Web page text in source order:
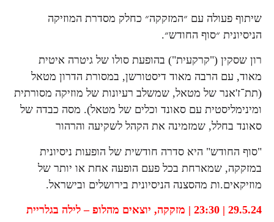
שיתוף פעולה עם ״המזקקה״ כחלק מסדרת המוזיקה
הניסיונית ״סוף החודש״.
רון שסקין ("קרקעית") בהופעת סולו של גיטרה איטית
מאוד, עם הרבה מאוד דיסטורשן, במסורת הדרון מטאל
(תת־ז'אנר של מטאל, שמשלב רעיונות של מוזיקה מסורתית
ומינימליסטית עם סאונד וכלים של מטאל). מסה כבדה של
סאונד בחלל, שמזמינה את הקהל לשקיעה והרהור
"סוף החודש" היא סדרה חודשית של הופעות ניסיונית
במזקקה, שמארחת בכל פעם הופעה אחת או יותר של
מוזיקאים.ות מהסצנה הניסיונית בירושלים ובישראל.
29.5.24 | 23:30 | מזקקה,
יוצאים מהלופ – לילה בגלריית